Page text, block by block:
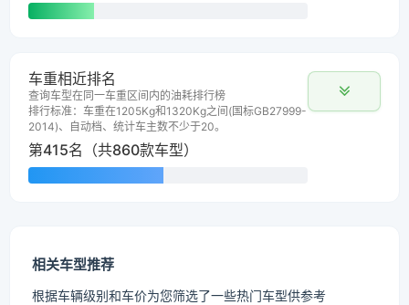
车重相近排名
查询车型在同一车重区间内的油耗排行榜
排行标准：车重在1205Kg和1320Kg之间(国标GB27999-
2014)、自动档、统计车主数不少于20。
第415名（共860款车型）
相关车型推荐
根据车辆级别和车价为您筛选了一些热门车型供参考